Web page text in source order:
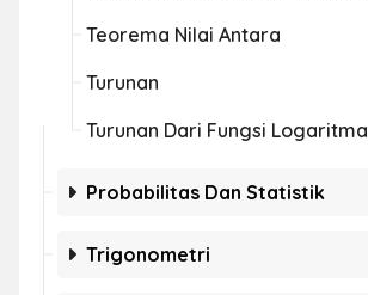
Teorema Nilai Antara
Turunan
Turunan Dari Fungsi Logaritma
Probabilitas Dan Statistik
Trigonometri